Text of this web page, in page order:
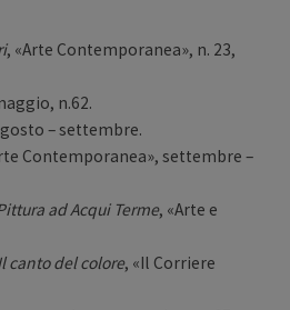
, «Arte Contemporanea», n. 23,
n.62.
– settembre.
Contemporanea», settembre –
ad Acqui Terme, «Arte e
canto del colore, «Il Corriere